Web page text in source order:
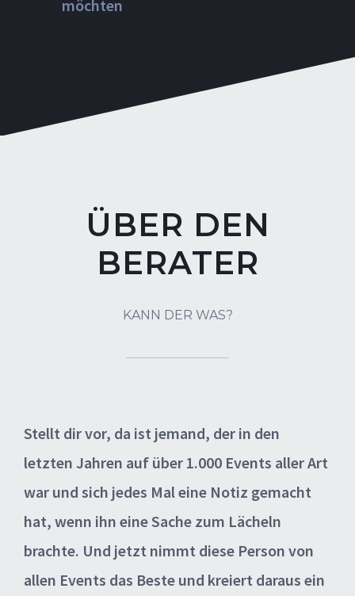
möchten
ÜBER DEN
BERATER
KANN DER WAS?
Stellt dir vor, da ist jemand, der in den
letzten Jahren auf über 1.000 Events aller Art
war und sich jedes Mal eine Notiz gemacht
hat, wenn ihn eine Sache zum Lächeln
brachte. Und jetzt nimmt diese Person von
allen Events das Beste und kreiert daraus ein